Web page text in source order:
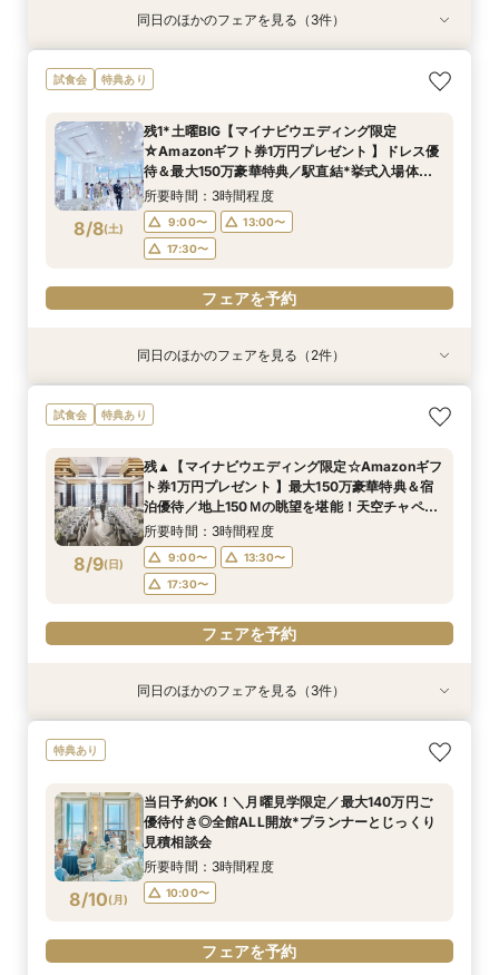
特典あり
8/7(金)
当日◎【2名～OK！少人数婚】大阪駅直結*絶景
チャペル×相談会
17:30〜
電話予約のみ
特典あり
8/7(金)
【平日人気◆最大140万優待】絶景チャペル×全
館開放×絶品試食
17:30〜
電話予約のみ
特典あり
8/7(金)
【平日夜限定】地上150m絶景ナイトウェディン
グ×クイック相談会
電話予約のみ
同日のほかのフェアを見る（3件）
試食会 特典あり
8/8(土)
残1*土曜BIG【マイナビウエディング限定
☆Amazonギフト券1万円プレゼント 】ドレス優
待＆最大150万豪華特典／駅直結*挙式入場体験×
選べる2つの会場見学
所要時間：3時間程度
9:00〜
13:00〜
17:30〜
フェアを予約
特典あり
8/8(土)
【ドレス1着プレゼント】地上150mチャペルで叶
う憧れ花嫁体験
9:00〜
13:00〜
17:30〜
フェアを予約
特典あり
8/8(土)
【2名～少人数婚】大阪駅直結◆地上150mの絶
景×美食で叶える上質プライベートウエディング
9:00〜
13:00〜
17:30〜
フェアを予約
同日のほかのフェアを見る（2件）
試食会 特典あり
8/9(日)
残▲【マイナビウエディング限定☆Amazonギフ
ト券1万円プレゼント 】最大150万豪華特典＆宿
泊優待／地上150Ｍの眺望を堪能！天空チャペル
で感動挙式&上質貸切体験*BIGフェア
所要時間：3時間程度
9:00〜
13:30〜
17:30〜
フェアを予約
特典あり
8/9(日)
【ドレス1着プレゼント】地上150mチャペルで叶
9:00〜
13:30〜
17:30〜
フェアを予約
特典あり
8/9(日)
【2名～少人数婚】大阪駅直結*貸切空間で叶え
9:00〜
13:30〜
17:30〜
フェアを予約
特典あり
8/9(日)
【料理重視*必見】料理ランクUP優待*140万特
9:00〜
13:30〜
17:30〜
フェアを予約
同日のほかのフェアを見る（3件）
特典あり
8/10(月)
当日予約OK！＼月曜見学限定／最大140万円ご
優待付き◎全館ALL開放*プランナーとじっくり
見積相談会
所要時間：3時間程度
10:00〜
フェアを予約